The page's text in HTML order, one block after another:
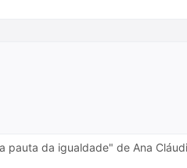
pauta da igualdade" de Ana